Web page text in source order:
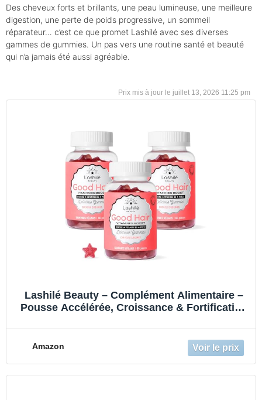
Des cheveux forts et brillants, une peau lumineuse, une meilleure
digestion, une perte de poids progressive, un sommeil
réparateur… c’est ce que promet Lashilé avec ses diverses
gammes de gummies. Un pas vers une routine santé et beauté
qui n’a jamais été aussi agréable.
juillet 13, 2026 11:25 pm
Lashilé Beauty – Complément Alimentaire –
Pousse Accélérée, Croissance & Fortification
Amazon